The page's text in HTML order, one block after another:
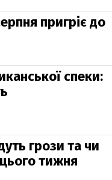
пригріє до
спеки:
грози та чи
тижня